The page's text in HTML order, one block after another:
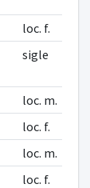
loc. f.
sigle
loc. m.
loc. f.
loc. m.
loc. f.